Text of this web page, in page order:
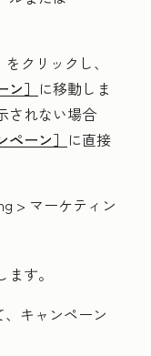
をクリックし、
ン］ に移動しま
されない場合
ペーン］ に直接
> マーケティン
す。
、キャンペーン